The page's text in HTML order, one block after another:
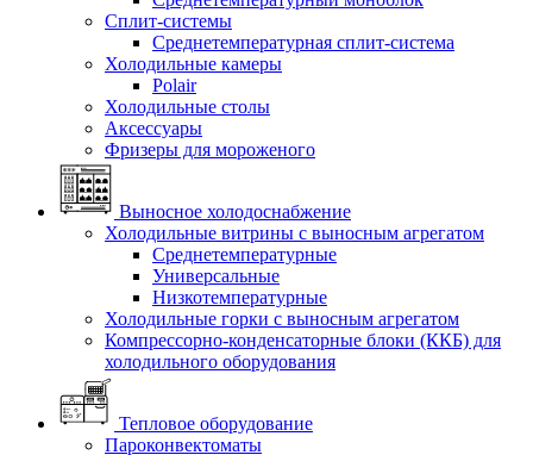
Сплит-системы
Среднетемпературная сплит-система
Холодильные камеры
Polair
Холодильные столы
Аксессуары
Фризеры для мороженого
Выносное холодоснабжение
Холодильные витрины с выносным агрегатом
Среднетемпературные
Универсальные
Низкотемпературные
Холодильные горки с выносным агрегатом
Компрессорно-конденсаторные блоки (ККБ) для
холодильного оборудования
Тепловое оборудование
Пароконвектоматы